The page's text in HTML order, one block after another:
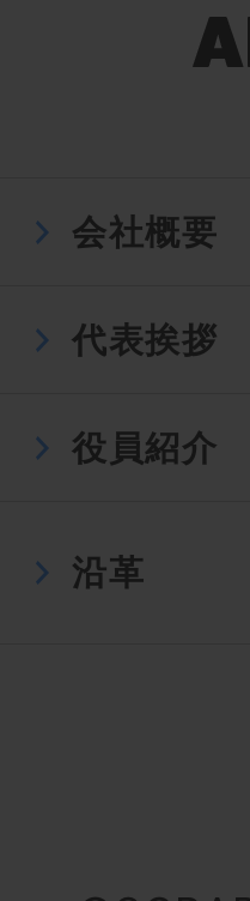
会社概要
代表挨拶
役員紹介
沿革